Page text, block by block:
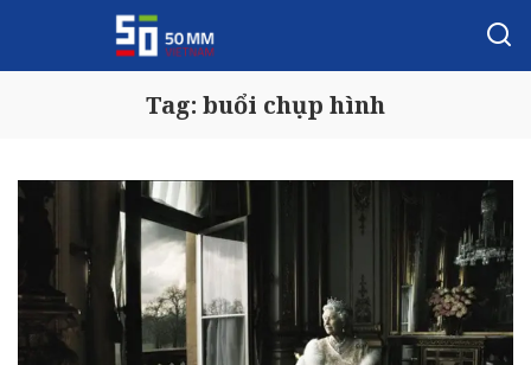
Tag: buổi chụp hình